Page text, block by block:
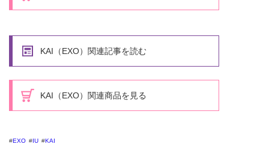
KAI（EXO）関連記事を読む
KAI（EXO）関連商品を見る
EXO IU KAI